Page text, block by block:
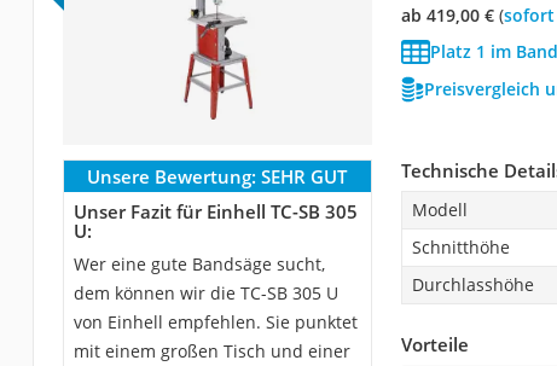
ab 419,00 €(
Platz 1 im
Preisvergleich
Unsere Bewertung: SEHR GUT
Unser Fazit für Einhell TC-SB 305
U:
Wer eine gute Bandsäge sucht,
dem können wir die TC-SB 305 U
von Einhell empfehlen. Sie punktet
mit einem großen Tisch und einer
Technische
Modell
Schnitthöhe
Durchlasshöhe
Vorteile